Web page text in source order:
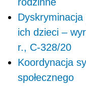
ich dzieci –
r., C-328/20
Koordynacja
społecznego